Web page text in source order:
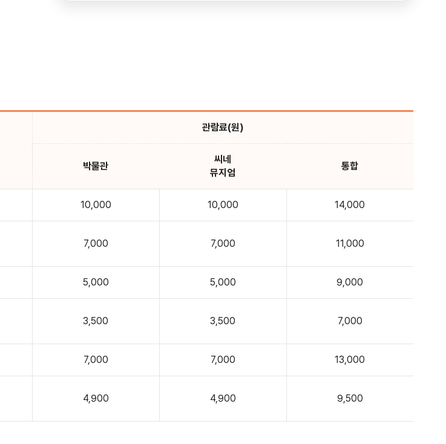
관람료(원)
박물관
씨네
뮤지엄
통합
10,000 10,000 14,000
7,000 7,000 11,000
5,000 5,000 9,000
3,500 3,500 7,000
7,000 7,000 13,000
4,900 4,900 9,500